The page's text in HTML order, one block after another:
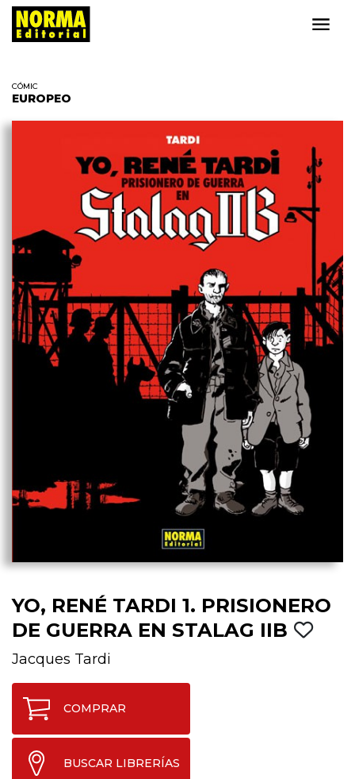
CÓMIC
EUROPEO
YO, RENÉ TARDI 1. PRISIONERO
DE GUERRA EN STALAG IIB
Jacques Tardi
COMPRAR
BUSCAR LIBRERÍAS